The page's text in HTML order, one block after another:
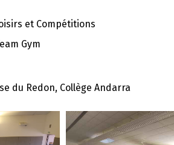
et Compétitions
Gym
du Redon, Collège Andarra